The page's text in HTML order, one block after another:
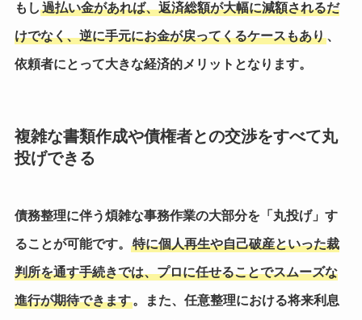
もし 過払い金があれば、返済総額が大幅に減額されるだ
けでなく、逆に手元にお金が戻ってくるケースもあり、
依頼者にとって大きな経済的メリットとなります。
複雑な書類作成や債権者との交渉をすべて丸
投げできる
債務整理に伴う煩雑な事務作業の大部分を「丸投げ」す
ることが可能です。 特に個人再生や自己破産といった裁
判所を通す手続きでは、プロに任せることでスムーズな
進行が期待できます。また、任意整理における将来利息